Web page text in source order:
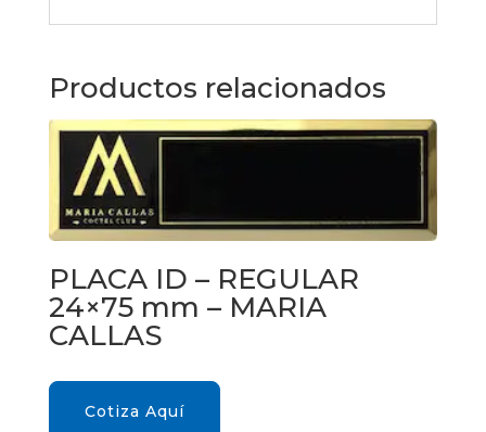
Productos relacionados
PLACA ID – REGULAR
24×75 mm – MARIA
CALLAS
Cotiza Aquí